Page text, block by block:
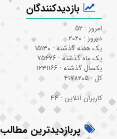
بازدیدکنندگان
امروز : 52
دیروز : 2020
یک هفته گذشته : 15130
یک ماه گذشته : 75426
یکسال گذشته : 1231166
کل : 4178205
کاربران آنلاین : 44
پربازدیدترین مطالب